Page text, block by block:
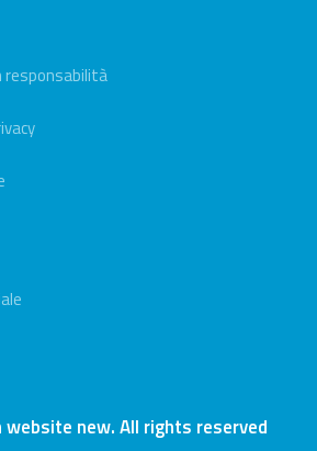
responsabilità
new. All rights reserved